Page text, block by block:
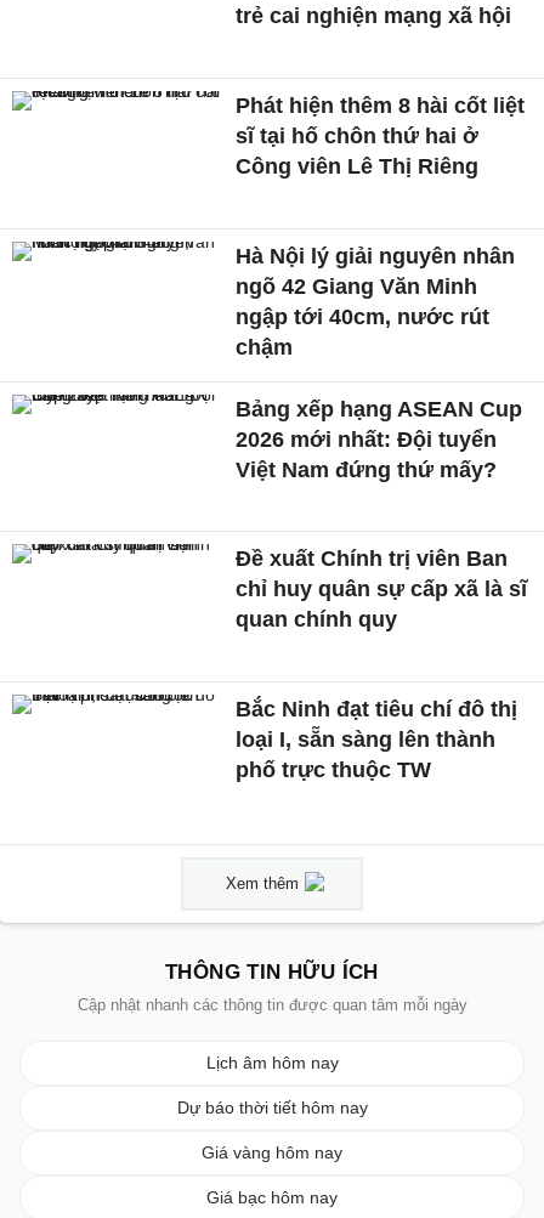
trẻ cai nghiện mạng xã hội
Phát hiện thêm 8 hài cốt liệt
sĩ tại hố chôn thứ hai ở
Công viên Lê Thị Riêng
Hà Nội lý giải nguyên nhân
ngõ 42 Giang Văn Minh
ngập tới 40cm, nước rút
chậm
Bảng xếp hạng ASEAN Cup
2026 mới nhất: Đội tuyển
Việt Nam đứng thứ mấy?
Đề xuất Chính trị viên Ban
chỉ huy quân sự cấp xã là sĩ
quan chính quy
Bắc Ninh đạt tiêu chí đô thị
loại I, sẵn sàng lên thành
phố trực thuộc TW
Xem thêm
THÔNG TIN HỮU ÍCH
Cập nhật nhanh các thông tin được quan tâm mỗi ngày
Lịch âm hôm nay
Dự báo thời tiết hôm nay
Giá vàng hôm nay
Giá bạc hôm nay